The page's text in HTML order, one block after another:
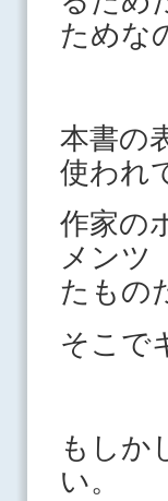
ためな
本書の
使われ
作家の
メンツ
たもの
そこで
もしか
い。